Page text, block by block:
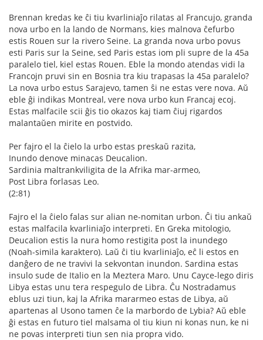
Brennan kredas ke ĉi tiu kvarliniaĵo rilatas al Francujo, granda
nova urbo en la lando de Normans, kies malnova ĉefurbo
estis Rouen sur la rivero Seine. La granda nova urbo povus
esti Paris sur la Seine, sed Paris estas iom pli supre de la 45a
paralelo tiel, kiel estas Rouen. Eble la mondo atendas vidi la
Francojn pruvi sin en Bosnia tra kiu trapasas la 45a paralelo?
La nova urbo estus Sarajevo, tamen ŝi ne estas vere nova. Aŭ
eble ĝi indikas Montreal, vere nova urbo kun Francaj ecoj.
Estas malfacile scii ĝis tio okazos kaj tiam ĉiuj rigardos
malantaŭen mirite en postvido.
Per fajro el la ĉielo la urbo estas preskaŭ razita,
Inundo denove minacas Deucalion.
Sardinia maltrankviligita de la Afrika mar-armeo,
Post Libra forlasas Leo.
(2:81)
Fajro el la ĉielo falas sur alian ne-nomitan urbon. Ĉi tiu ankaŭ
estas malfacila kvarliniaĵo interpreti. En Greka mitologio,
Deucalion estis la nura homo restigita post la inundego
(Noah-simila karaktero). Laŭ ĉi tiu kvarliniaĵo, eĉ li estos en
danĝero de ne travivi la sekvontan inundon. Sardina estas
insulo sude de Italio en la Meztera Maro. Unu Cayce-lego diris
Libya estas unu tera respegulo de Libra. Ĉu Nostradamus
eblus uzi tiun, kaj la Afrika mararmeo estas de Libya, aŭ
apartenas al Usono tamen ĉe la marbordo de Lybia? Aŭ eble
ĝi estas en futuro tiel malsama ol tiu kiun ni konas nun, ke ni
ne povas interpreti tiun sen nia propra vido.